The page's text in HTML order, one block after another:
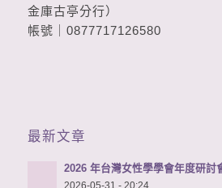
金庫古亭分行）
帳號｜0877717126580
最新文章
2026 年台灣女性學學會年度研討
2026-05-31 - 20:24